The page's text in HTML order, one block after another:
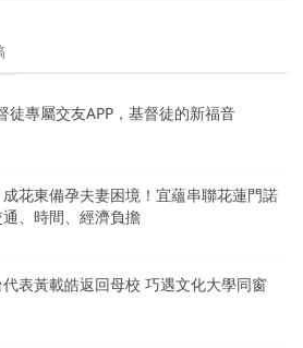
徒專屬交友APP，基督徒的新福音
成花東備孕夫妻困境！宜蘊串聯花蓮門諾
、時間、經濟負擔
表黃載皓返回母校 巧遇文化大學同窗